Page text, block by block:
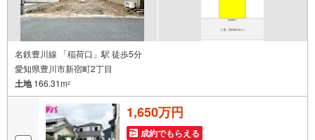
名鉄豊川線 「稲荷口」駅 徒歩5分
愛知県豊川市新宿町2丁目
土地166.31m2
1,650万円
成約でもらえる